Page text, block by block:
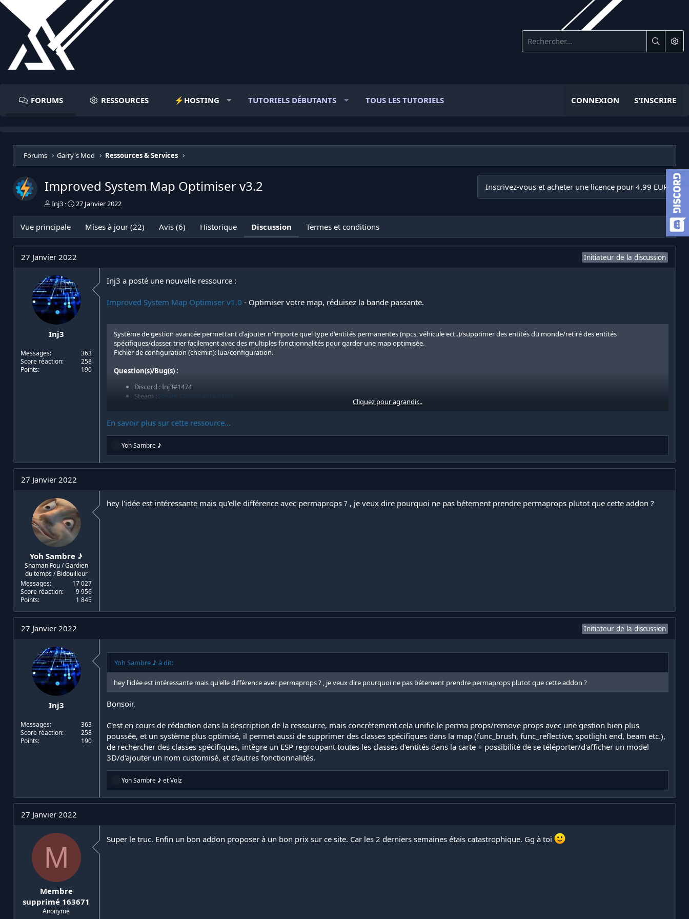
FORUMS RESSOURCES ⚡️HOSTING TUTORIELS DÉBUTANTS TOUS LES TUTORIELS CONNEXION S'INSCRIRE
Forums Garry's Mod Ressources & Services
Improved System Map Optimiserv3.2 Inscrivez-vous et acheter une licence pour 4.99 EUR
I
t
i
a
t
u
r
d
e
l
a
d
c
Inj3
D
d
e
d
u
t
27 Janvier 2022
Vue principale Mises à jour (22) Avis (6) Historique Discussion Termes et conditions
27 Janvier 2022 Initiateur de la discussion
Inj3
Messages
363
Score réaction
258
Points
190
Inj3 a posté une nouvelle ressource :
Improved System Map Optimiser v1.0 - Optimiser votre map, réduisez la bande passante.
Système de gestion avancée permettant d'ajouter n'importe quel type d'entités permanentes (npcs, véhicule ect..)/supprimer des entités du monde/retiré des entités
spécifiques/classer, trier facilement avec des multiples fonctionnalités pour garder une map optimisée.
Fichier de configuration (chemin): lua/configuration.
Question(s)/Bug(s) :
Discord : Inj3#1474
Steam : Steam Community :: Inj3
Installation :...
Cliquez pour agrandir...
En savoir plus sur cette ressource...
R
a
c
n
Yoh Sambre ♪
27 Janvier 2022
Yoh Sambre ♪
Shaman Fou / Gardien
du temps / Bidouilleur
Messages
17 027
Score réaction
9 956
Points
1 845
hey l'idée est intéressante mais qu'elle différence avec permaprops ? , je veux dire pourquoi ne pas bétement prendre permaprops plutot que cette addon ?
27 Janvier 2022 Initiateur de la discussion
Inj3
Messages
363
Score réaction
258
Points
190
Yoh Sambre ♪ à dit:
hey l'idée est intéressante mais qu'elle différence avec permaprops ? , je veux dire pourquoi ne pas bétement prendre permaprops plutot que cette addon ?
Bonsoir,
C'est en cours de rédaction dans la description de la ressource, mais concrètement cela unifie le perma props/remove props avec une gestion bien plus
poussée, et un système plus optimisé, il permet aussi de supprimer des classes spécifiques dans la map (func_brush, func_reflective, spotlight end, beam etc.),
de rechercher des classes spécifiques, intègre un ESP regroupant toutes les classes d'entités dans la carte + possibilité de se téléporter/d'afficher un model
3D/d'ajouter un nom customisé, et d'autres fonctionnalités.
R
a
c
n
s
Yoh Sambre ♪etVolz
27 Janvier 2022
M
Membre
supprimé 163671
Anonyme
Super le truc. Enfin un bon addon proposer à un bon prix sur ce site. Car les 2 derniers semaines étais catastrophique. Gg à toi